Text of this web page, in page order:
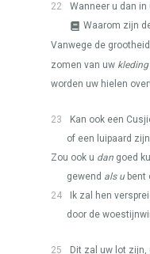
22
Wanneer u dan in
Waarom zijn
Vanwege de
zomen van uw kleding
worden uw hielen
23
Kan ook een
of een luipaard
Zou ook u dan goed
gewend als ubent
24
Ik zal hen
door de
25 Dit zal uw lot zijn,